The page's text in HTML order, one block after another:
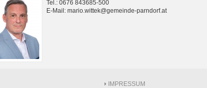
Tel.: 0676 843685-500
E-Mail: mario.wittek@gemeinde-parndorf.at
IMPRESSUM